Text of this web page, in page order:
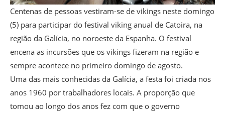
Centenas de pessoas vestiram-se de vikings neste domingo
(5) para participar do festival viking anual de Catoira, na
região da Galícia, no noroeste da Espanha. O festival
encena as incursões que os vikings fizeram na região e
sempre acontece no primeiro domingo de agosto.
Uma das mais conhecidas da Galícia, a festa foi criada nos
anos 1960 por trabalhadores locais. A proporção que
tomou ao longo dos anos fez com que o governo